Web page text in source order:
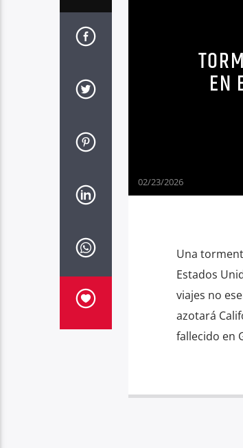
EN
02/23/2026
Una
Estados
viajes no
azotará
fallecido en